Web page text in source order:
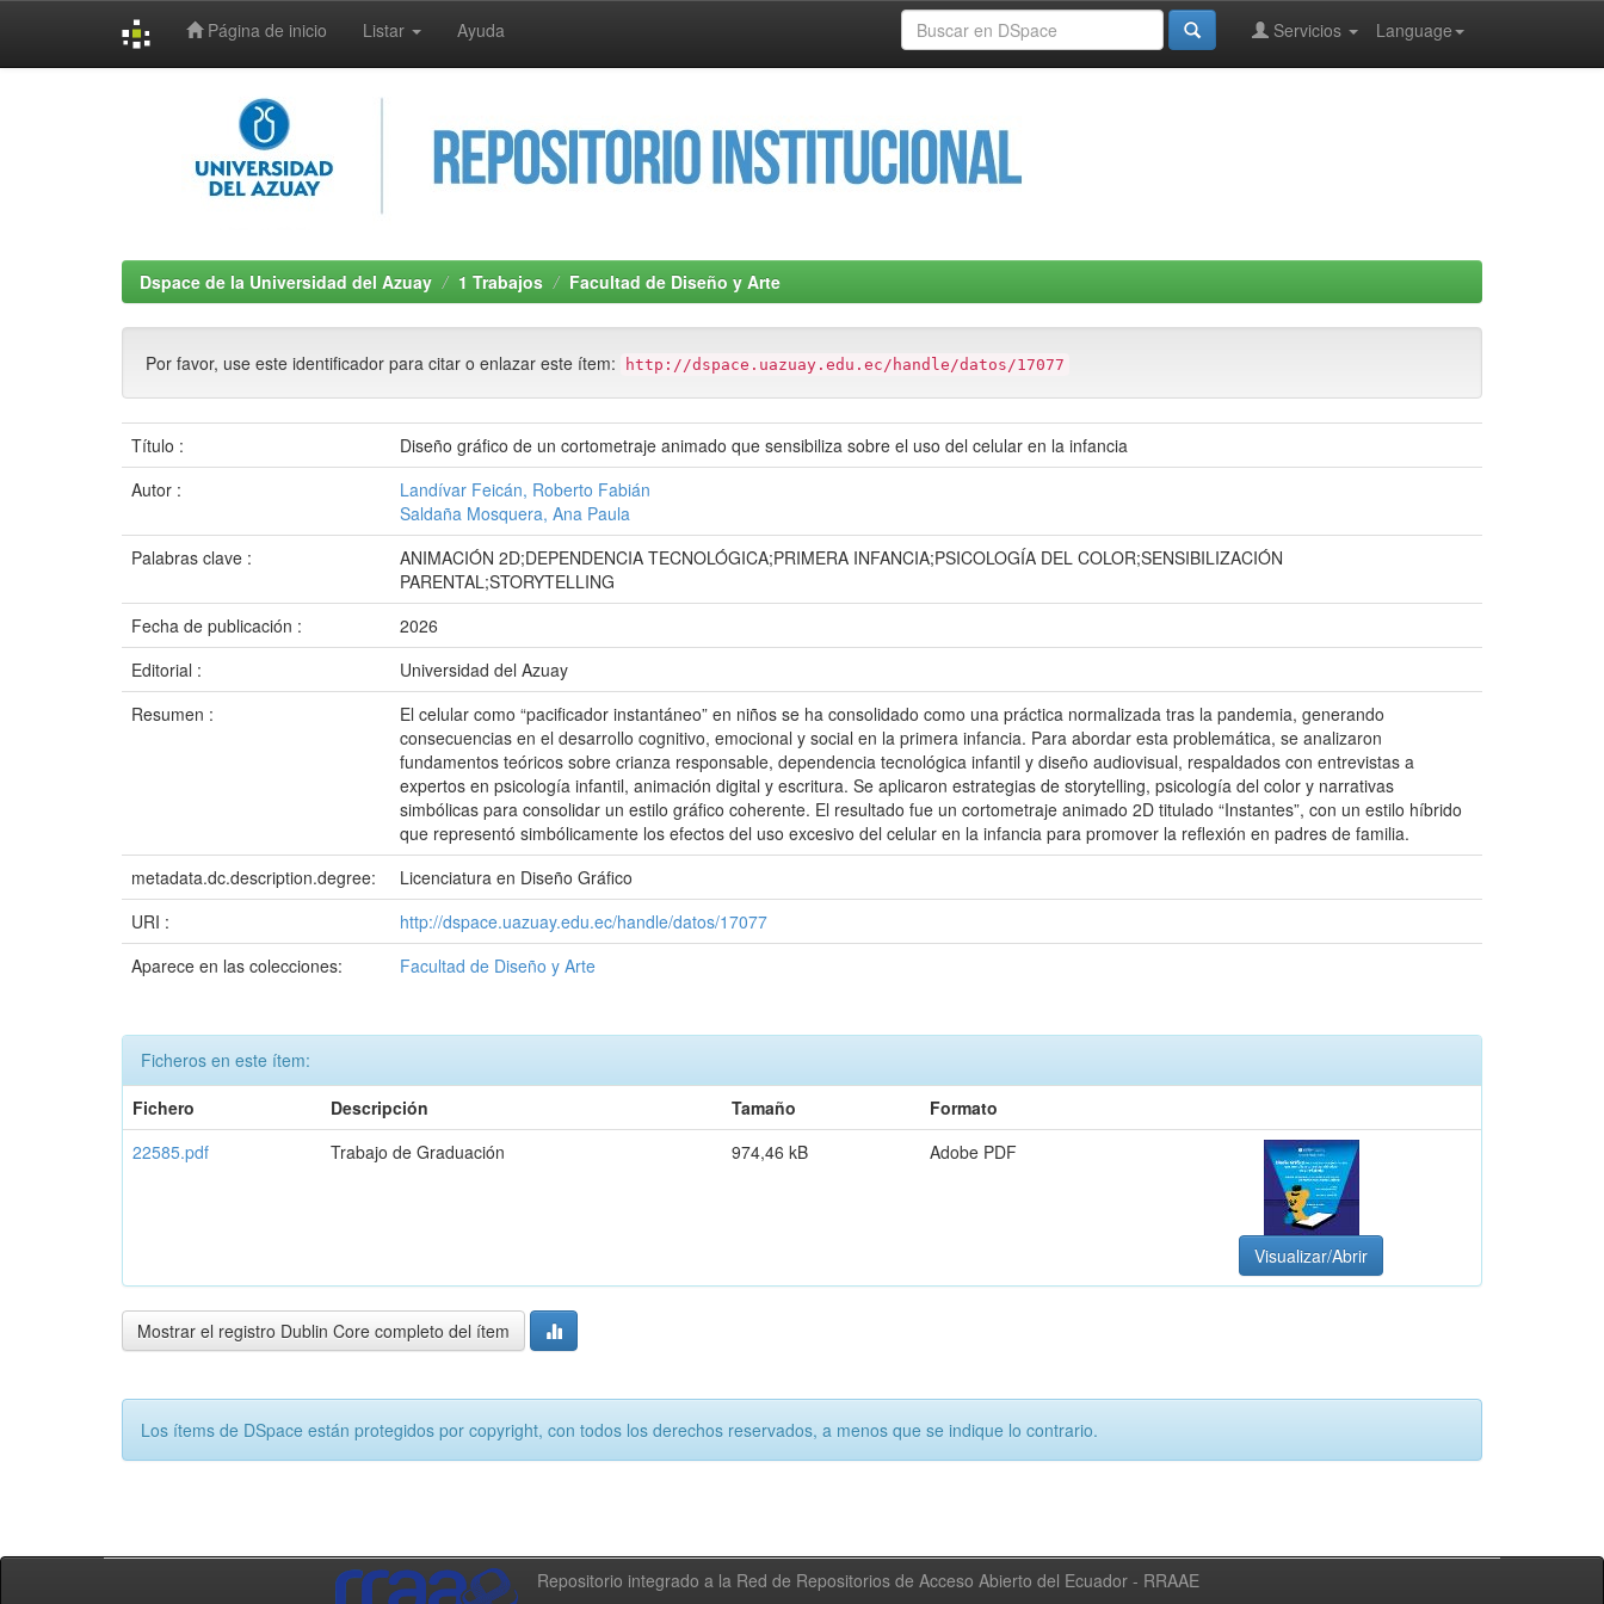
Página de inicio Listar Ayuda Language
Servicios
Dspace de la Universidad del Azuay 1 Trabajos Facultad de Diseño y Arte
Por favor, use este identificador para citar o enlazar este ítem: http://dspace.uazuay.edu.ec/handle/datos/17077
Título :
Diseño gráfico de un cortometraje animado que sensibiliza sobre el uso del celular en la infancia
Autor :
Landívar Feicán, Roberto Fabián
Saldaña Mosquera, Ana Paula
Palabras clave :
ANIMACIÓN 2D;DEPENDENCIA TECNOLÓGICA;PRIMERA INFANCIA;PSICOLOGÍA DEL COLOR;SENSIBILIZACIÓN
PARENTAL;STORYTELLING
Fecha de publicación :
2026
Editorial :
Universidad del Azuay
Resumen :
El celular como “pacificador instantáneo” en niños se ha consolidado como una práctica normalizada tras la pandemia, generando
consecuencias en el desarrollo cognitivo, emocional y social en la primera infancia. Para abordar esta problemática, se analizaron
fundamentos teóricos sobre crianza responsable, dependencia tecnológica infantil y diseño audiovisual, respaldados con entrevistas a
expertos en psicología infantil, animación digital y escritura. Se aplicaron estrategias de storytelling, psicología del color y narrativas
simbólicas para consolidar un estilo gráfico coherente. El resultado fue un cortometraje animado 2D titulado “Instantes”, con un estilo híbrido
que representó simbólicamente los efectos del uso excesivo del celular en la infancia para promover la reflexión en padres de familia.
metadata.dc.description.degree:
Licenciatura en Diseño Gráfico
URI :
http://dspace.uazuay.edu.ec/handle/datos/17077
Aparece en las colecciones:
Facultad de Diseño y Arte
Ficheros en este ítem:
Fichero
Descripción Tamaño
Formato
22585.pdf
Trabajo de Graduación 974,46 kB Adobe PDF
Visualizar/Abrir
Mostrar el registro Dublin Core completo del ítem
Los ítems de DSpace están protegidos por copyright, con todos los derechos reservados, a menos que se indique lo contrario.
Repositorio integrado a la Red de Repositorios de Acceso Abierto del Ecuador - RRAAE